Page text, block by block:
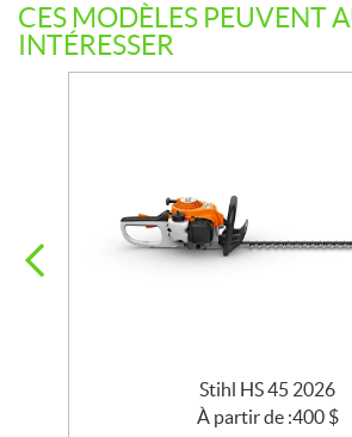
CES MODÈLES PEUVENT
INTÉRESSER
Stihl HS 45 2026
À partir de :400 $